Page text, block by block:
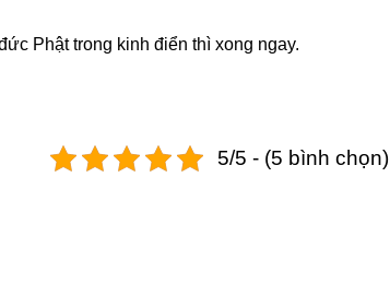
Phật trong kinh điển thì xong ngay.
5/5 - (5 bình chọn)